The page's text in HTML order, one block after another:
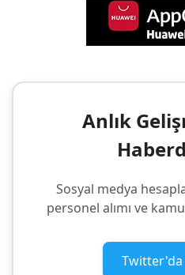
Anlık
Sosyal medya
personel alımı ve
Twitter'da